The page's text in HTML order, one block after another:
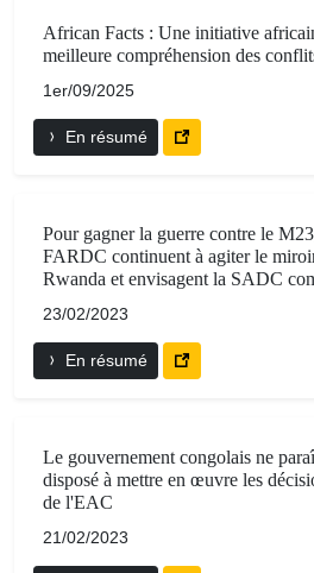
African Facts : Une initiative
meilleure compréhension des
1er/09/2025
En résumé
Pour gagner la guerre contre le
FARDC continuent à agiter le
Rwanda et envisagent la SADC
23/02/2023
En résumé
Le gouvernement congolais ne
disposé à mettre en œuvre les
de l'EAC
21/02/2023